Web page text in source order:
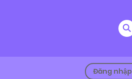
Đăng nhập